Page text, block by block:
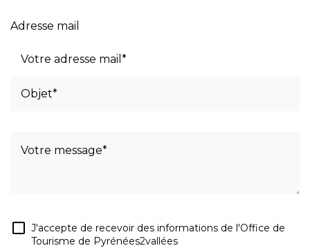
Adresse mail
J'accepte de recevoir des informations de l'Office de
Tourisme de Pyrénées2vallées